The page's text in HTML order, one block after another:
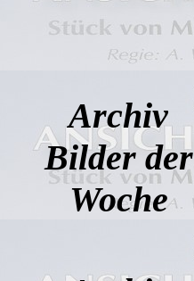
Archiv
Bilder der
Woche